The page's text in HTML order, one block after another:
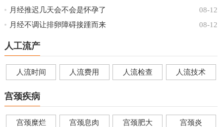
08-12
月经推迟几天会不会是怀孕了
08-12
月经不调让排卵障碍接踵而来
人工流产
人流时间 人流费用 人流检查 人流技术
宫颈疾病
宫颈糜烂 宫颈息肉 宫颈肥大 宫颈炎